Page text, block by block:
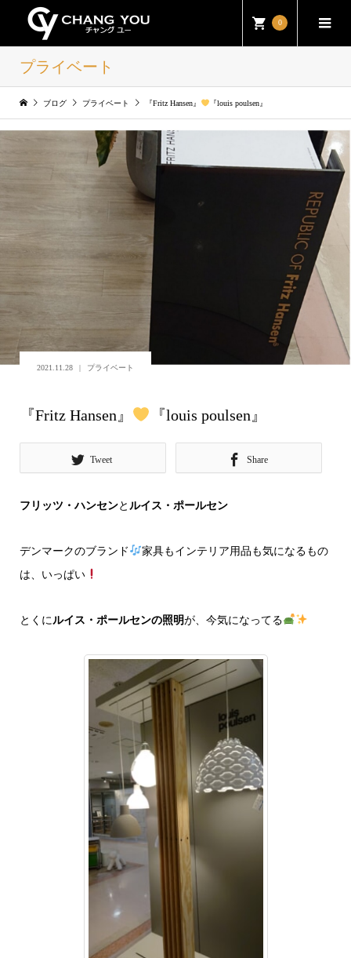
0
プライベート
ブログ プライベート 『Fritz Hansen』 『louis poulsen』
2021.11.28 プライベート
『Fritz Hansen』 『louis poulsen』
Tweet Share
フリッツ・ハンセンと ルイス・ポールセン
デンマークのブランド
家具もインテリア用品も気になるもの
は、いっぱい
とくに ルイス・ポールセンの照明が、今気になってる